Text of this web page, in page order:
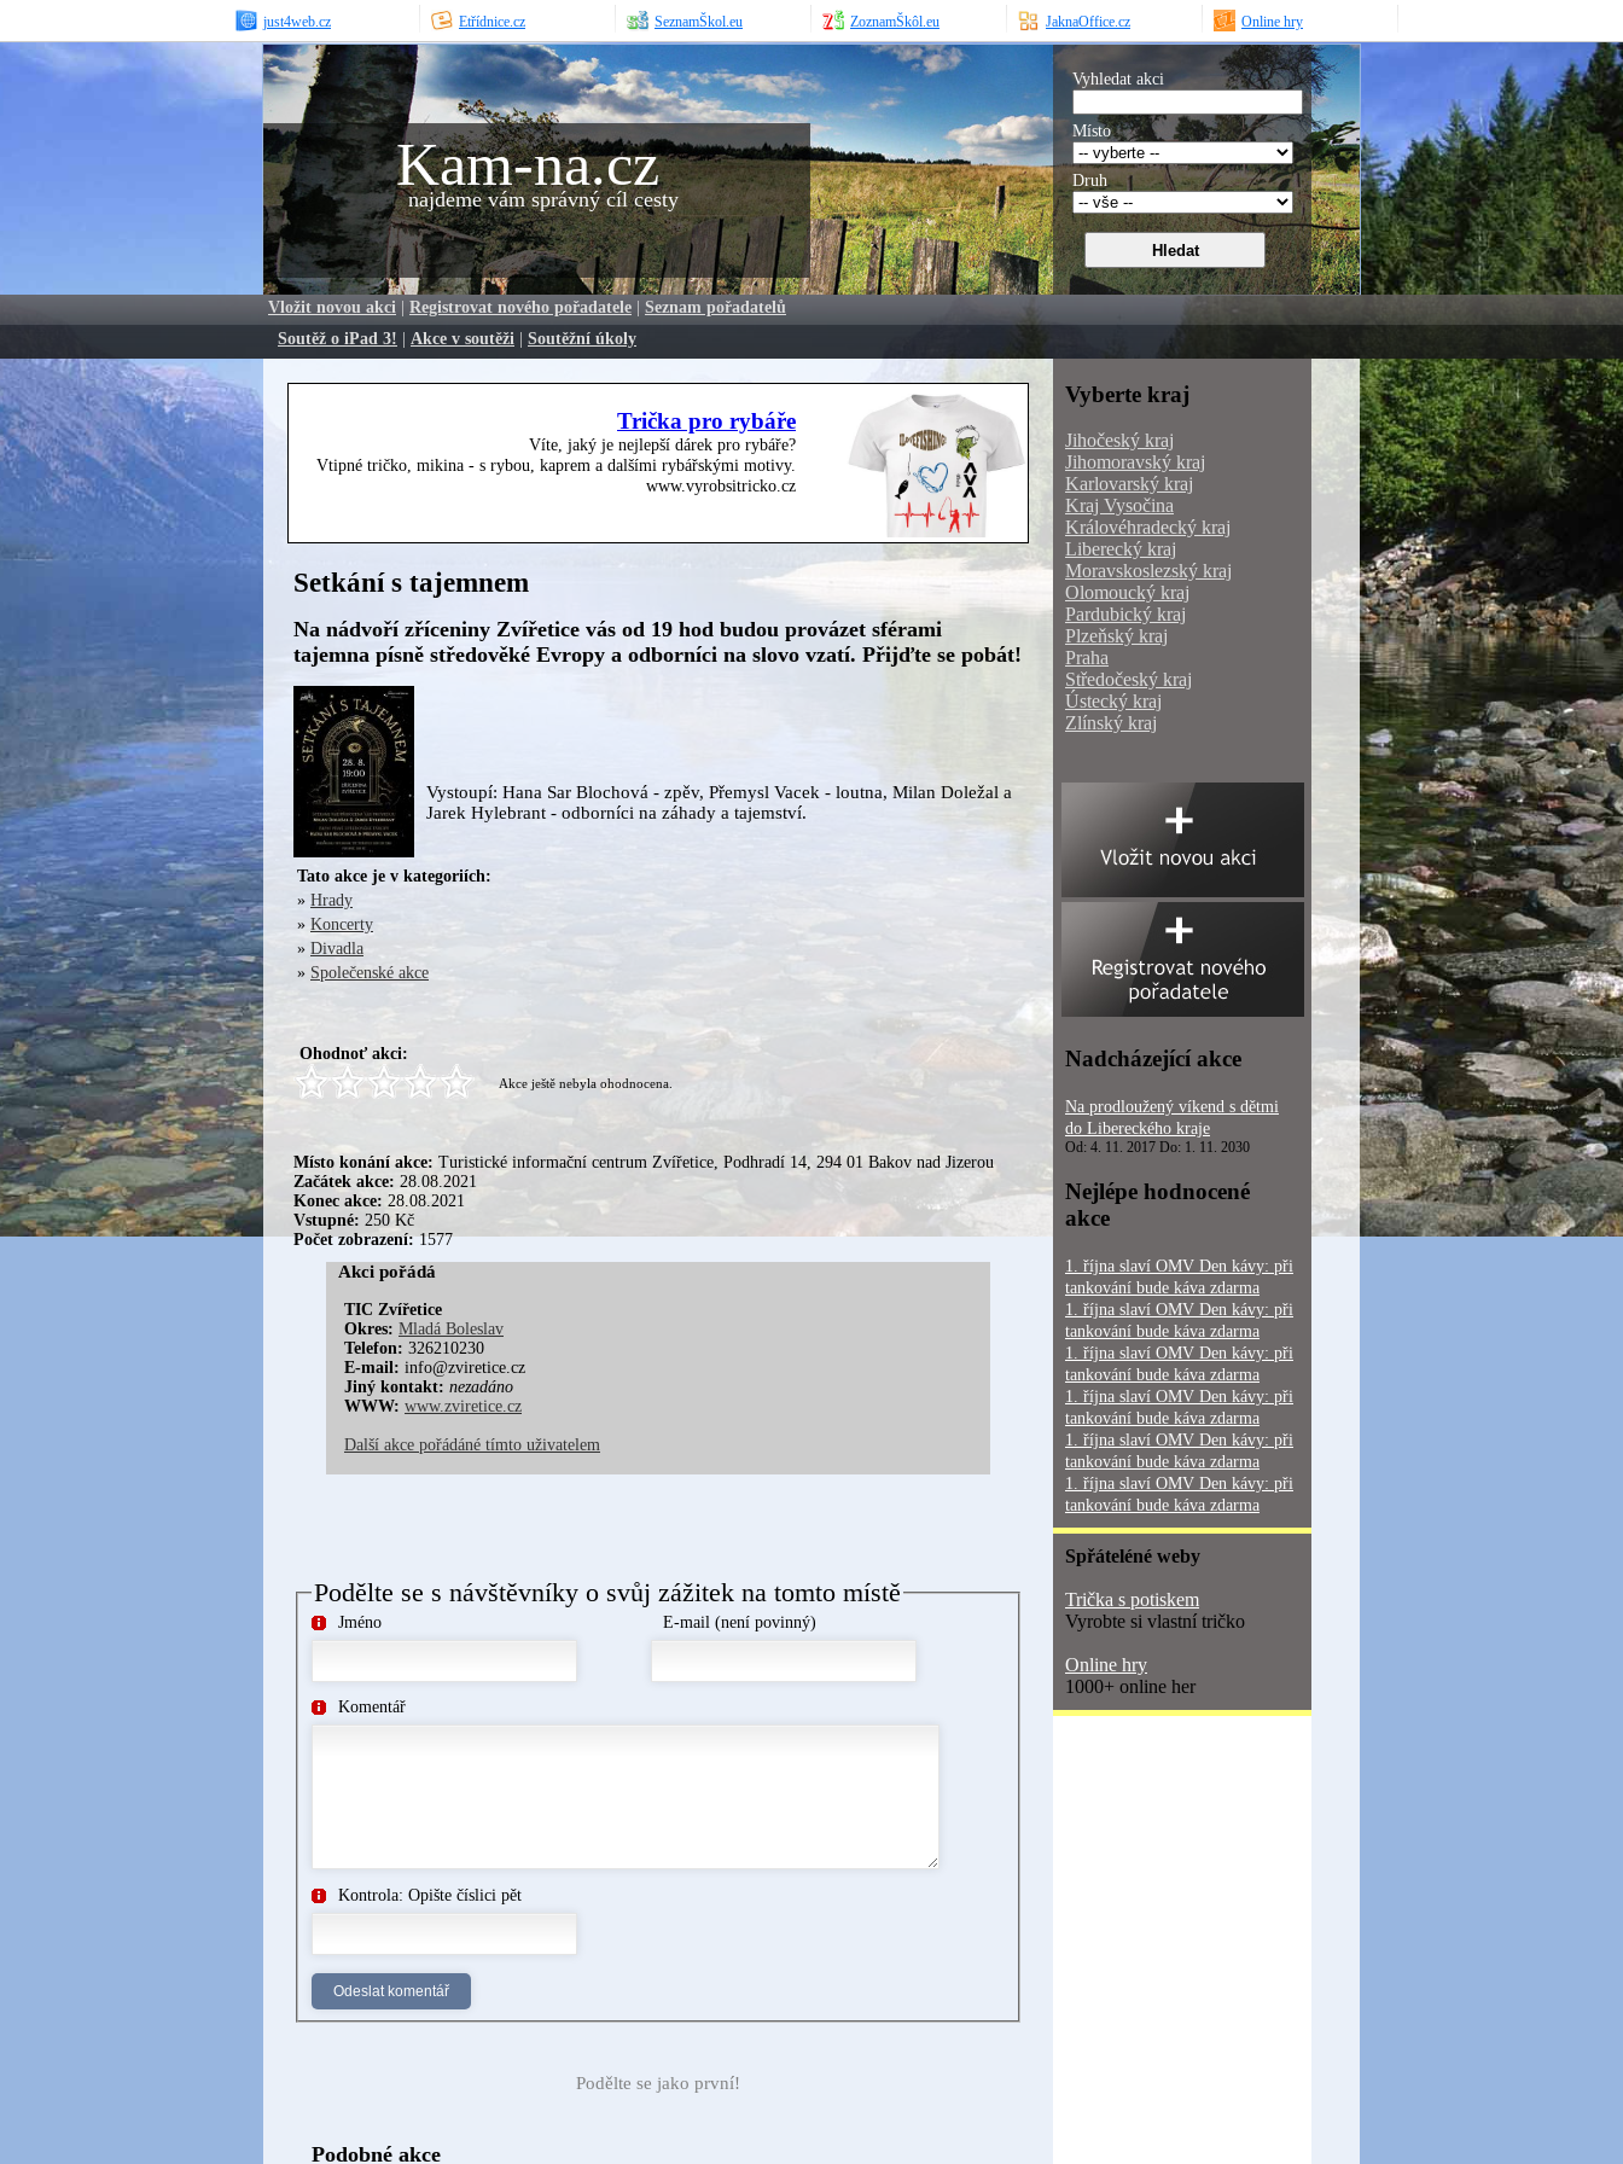
just4web.cz Etřídnice.cz SeznamŠkol.eu ZoznamŠkôl.eu JaknaOffice.cz Online hry
Kam-na.cz
najdeme vám správný cíl cesty
Vyhledat akci
Místo
Druh
Vložit novou akci | Registrovat nového pořadatele | Seznam pořadatelů
Soutěž o iPad 3! | Akce v soutěži | Soutěžní úkoly
Trička pro rybáře
Víte, jaký je nejlepší dárek pro rybáře?
Vtipné tričko, mikina - s rybou, kaprem a dalšími rybářskými motivy.
www.vyrobsitricko.cz
Setkání s tajemnem
Na nádvoří zříceniny Zvířetice vás od 19 hod budou provázet sférami
tajemna písně středověké Evropy a odborníci na slovo vzatí. Přijďte se pobát!
Vystoupí: Hana Sar Blochová - zpěv, Přemysl Vacek - loutna, Milan Doležal a
Jarek Hylebrant - odborníci na záhady a tajemství.
Tato akce je v kategoriích:
» Hrady
» Koncerty
» Divadla
» Společenské akce
Ohodnoť akci:
Akce ještě nebyla ohodnocena.
Místo konání akce: Turistické informační centrum Zvířetice, Podhradí 14, 294 01 Bakov nad Jizerou
Začátek akce: 28.08.2021
Konec akce: 28.08.2021
Vstupné: 250 Kč
Počet zobrazení:1577
Akci pořádá
TIC Zvířetice
Okres: Mladá Boleslav
Telefon: 326210230
E-mail: info@zviretice.cz
Jiný kontakt: nezadáno
WWW: www.zviretice.cz
Další akce pořádáné tímto uživatelem
Podělte se s návštěvníky o svůj zážitek na tomto místě
Jméno E-mail (není povinný)
Komentář
Kontrola: Opište číslici pět
Podělte se jako první!
Podobné akce
Vyberte kraj
Jihočeský kraj
Jihomoravský kraj
Karlovarský kraj
Kraj Vysočina
Královéhradecký kraj
Liberecký kraj
Moravskoslezský kraj
Olomoucký kraj
Pardubický kraj
Plzeňský kraj
Praha
Středočeský kraj
Ústecký kraj
Zlínský kraj
Nadcházející akce
Na prodloužený víkend s dětmi
do Libereckého kraje
Od: 4. 11. 2017 Do: 1. 11. 2030
Nejlépe hodnocené
akce
1. října slaví OMV Den kávy: při
tankování bude káva zdarma
1. října slaví OMV Den kávy: při
tankování bude káva zdarma
1. října slaví OMV Den kávy: při
tankování bude káva zdarma
1. října slaví OMV Den kávy: při
tankování bude káva zdarma
1. října slaví OMV Den kávy: při
tankování bude káva zdarma
1. října slaví OMV Den kávy: při
tankování bude káva zdarma
Spřáteléné weby
Trička s potiskem
Vyrobte si vlastní tričko
Online hry
1000+ online her